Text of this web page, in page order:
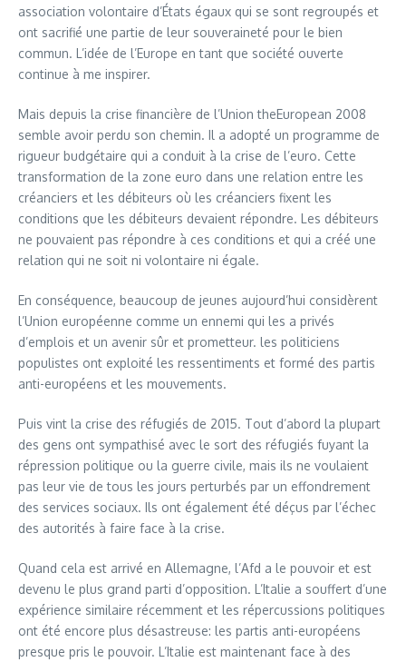
association volontaire d’États égaux qui se sont regroupés et
ont sacrifié une partie de leur souveraineté pour le bien
commun. L’idée de l’Europe en tant que société ouverte
continue à me inspirer.
Mais depuis la crise financière de l’Union theEuropean 2008
semble avoir perdu son chemin. Il a adopté un programme de
rigueur budgétaire qui a conduit à la crise de l’euro. Cette
transformation de la zone euro dans une relation entre les
créanciers et les débiteurs où les créanciers fixent les
conditions que les débiteurs devaient répondre. Les débiteurs
ne pouvaient pas répondre à ces conditions et qui a créé une
relation qui ne soit ni volontaire ni égale.
En conséquence, beaucoup de jeunes aujourd’hui considèrent
l’Union européenne comme un ennemi qui les a privés
d’emplois et un avenir sûr et prometteur. les politiciens
populistes ont exploité les ressentiments et formé des partis
anti-européens et les mouvements.
Puis vint la crise des réfugiés de 2015. Tout d’abord la plupart
des gens ont sympathisé avec le sort des réfugiés fuyant la
répression politique ou la guerre civile, mais ils ne voulaient
pas leur vie de tous les jours perturbés par un effondrement
des services sociaux. Ils ont également été déçus par l’échec
des autorités à faire face à la crise.
Quand cela est arrivé en Allemagne, l’Afd a le pouvoir et est
devenu le plus grand parti d’opposition. L’Italie a souffert d’une
expérience similaire récemment et les répercussions politiques
ont été encore plus désastreuse: les partis anti-européens
presque pris le pouvoir. L’Italie est maintenant face à des